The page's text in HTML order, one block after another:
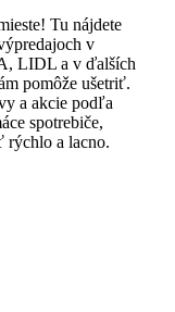
Tu nájdete
v
LIDL a v ďalších
pomôže ušetriť.
a akcie podľa
spotrebiče,
rýchlo a lacno.